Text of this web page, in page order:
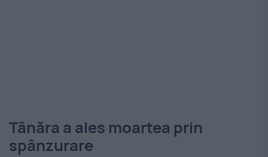
Tânăra a ales moartea prin
spânzurare